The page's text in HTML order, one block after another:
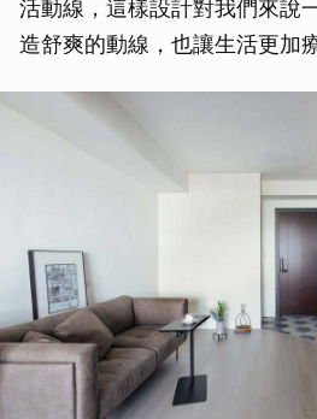
活動線，這樣設計對我們來說
造舒爽的動線，也讓生活更加療